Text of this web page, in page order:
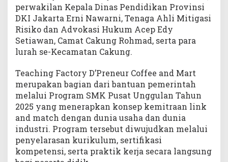
perwakilan Kepala Dinas Pendidikan Provinsi
DKI Jakarta Erni Nawarni, Tenaga Ahli Mitigasi
Risiko dan Advokasi Hukum Acep Edy
Setiawan, Camat Cakung Rohmad, serta para
lurah se-Kecamatan Cakung.
Teaching Factory D’Preneur Coffee and Mart
merupakan bagian dari bantuan pemerintah
melalui Program SMK Pusat Unggulan Tahun
2025 yang menerapkan konsep kemitraan link
and match dengan dunia usaha dan dunia
industri. Program tersebut diwujudkan melalui
penyelarasan kurikulum, sertifikasi
kompetensi, serta praktik kerja secara langsung